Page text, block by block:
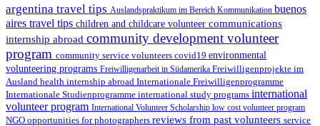
argentina travel tips Auslandspraktikum im Bereich Kommunikation buenos
aires travel tips children and childcare volunteer communications
internship abroad community development volunteer
program community service volunteers covid19 environmental
volunteering programs Freiwilligenarbeit in Südamerika Freiwilligenprojekte im
Ausland health internship abroad Internationale Freiwilligenprogramme
Internationale Studienprogramme international study programs international
volunteer program International Volunteer Scholarship low cost volunteer program
NGO opportunities for photographers reviews from past volunteers service